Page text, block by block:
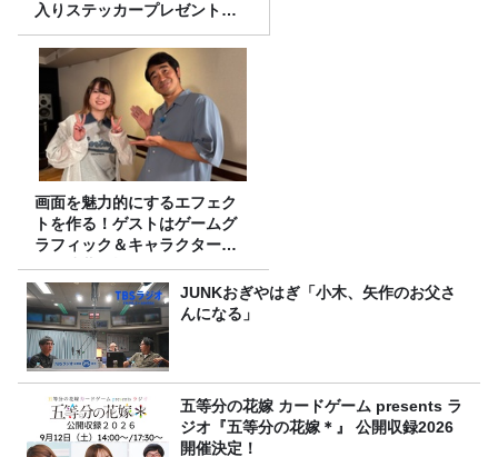
入りステッカープレゼント有
り
画面を魅力的にするエフェク
トを作る！ゲストはゲームグ
ラフィック＆キャラクター専
攻の遠藤里桜さん！
JUNKおぎやはぎ「小木、矢作のお父さ
んになる」
五等分の花嫁 カードゲーム presents ラ
ジオ『五等分の花嫁＊』 公開収録2026
開催決定！